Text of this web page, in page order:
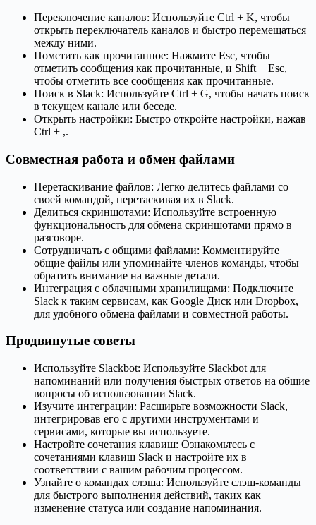
Переключение каналов: Используйте Ctrl + K, чтобы
открыть переключатель каналов и быстро перемещаться
между ними.
Пометить как прочитанное: Нажмите Esc, чтобы
отметить сообщения как прочитанные, и Shift + Esc,
чтобы отметить все сообщения как прочитанные.
Поиск в Slack: Используйте Ctrl + G, чтобы начать поиск
в текущем канале или беседе.
Открыть настройки: Быстро откройте настройки, нажав
Ctrl + ,.
Совместная работа и обмен файлами
Перетаскивание файлов: Легко делитесь файлами со
своей командой, перетаскивая их в Slack.
Делиться скриншотами: Используйте встроенную
функциональность для обмена скриншотами прямо в
разговоре.
Сотрудничать с общими файлами: Комментируйте
общие файлы или упоминайте членов команды, чтобы
обратить внимание на важные детали.
Интеграция с облачными хранилищами: Подключите
Slack к таким сервисам, как Google Диск или Dropbox,
для удобного обмена файлами и совместной работы.
Продвинутые советы
Используйте Slackbot: Используйте Slackbot для
напоминаний или получения быстрых ответов на общие
вопросы об использовании Slack.
Изучите интеграции: Расширьте возможности Slack,
интегрировав его с другими инструментами и
сервисами, которые вы используете.
Настройте сочетания клавиш: Ознакомьтесь с
сочетаниями клавиш Slack и настройте их в
соответствии с вашим рабочим процессом.
Узнайте о командах слэша: Используйте слэш-команды
для быстрого выполнения действий, таких как
изменение статуса или создание напоминания.